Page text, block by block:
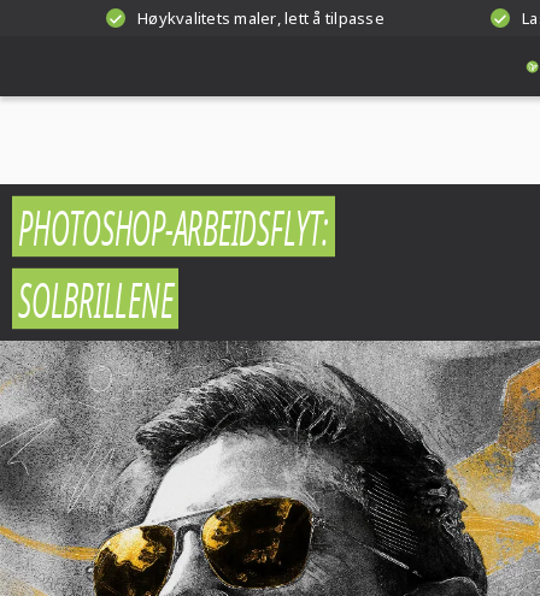
Høykvalitets maler, lett å tilpasse
PHOTOSHOP-ARBEIDSFLYT:
SOLBRILLENE